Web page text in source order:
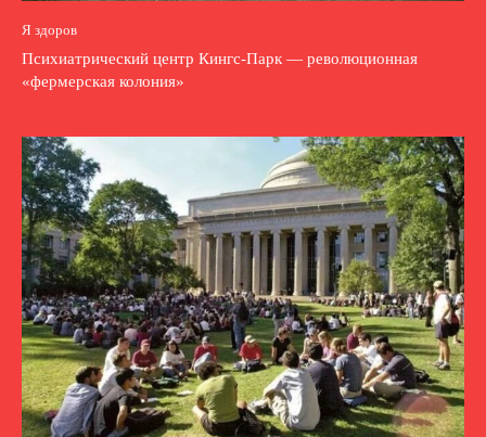
Я здоров
Психиатрический центр Кингс-Парк — революционная
«фермерская колония»